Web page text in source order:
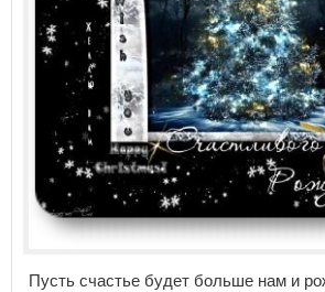
Пусть счастье будет больше нам и